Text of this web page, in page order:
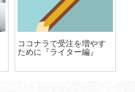
ココナラで受注を増やす
ために『ライター編』